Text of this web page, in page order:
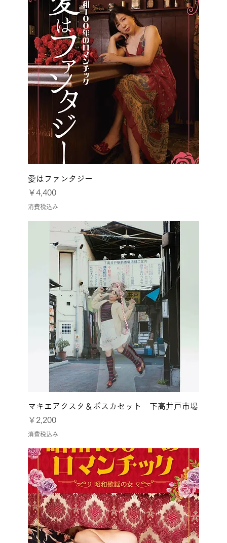
愛はファンタジー
価格
￥4,400
消費税込み
マキエアクスタ＆ポスカセット 下高井戸市場
価格
￥2,200
消費税込み